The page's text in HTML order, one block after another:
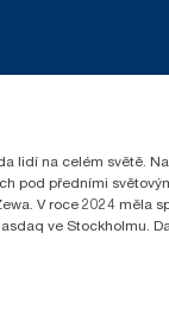
lidí na celém světě.
pod předními
V roce 2024 měla
ve Stockholmu.